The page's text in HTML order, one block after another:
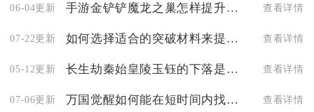
06-04更新 手游金铲铲魔龙之巢怎样提升角色等级 查看详情
07-22更新 如何选择适合的突破材料来提升影之刃2英雄 查看详情
05-12更新 长生劫秦始皇陵玉钰的下落是否已知 查看详情
07-06更新 万国觉醒如何能在短时间内找到一级寨子 查看详情